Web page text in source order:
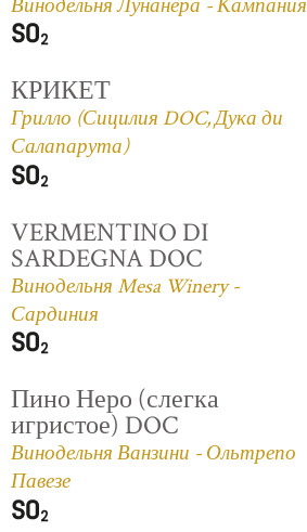
Винодельня Лунанера - Кампания
КРИКЕТ
Грилло (Сицилия DOC, Дука ди
Салапарута)
VERMENTINO DI
SARDEGNA DOC
Винодельня Mesa Winery -
Сардиния
Пино Неро (слегка
игристое) DOC
Винодельня Ванзини - Ольтрепо
Павезе